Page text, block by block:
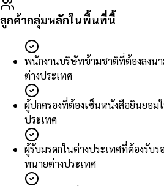
ลูกค้ากลุ่มหลักในพื้นที่นี้
พนักงานบริษัทข้ามชาติที่ต้องลงน
ต่างประเทศ
ผู้ปกครองที่ต้องเซ็นหนังสือยินยอม
ประเทศ
ผู้รับมรดกในต่างประเทศที่ต้องรับ
ทนายต่างประเทศ